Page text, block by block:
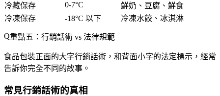
冷藏保存
0-7°C
鮮奶、豆腐、鮮食
冷凍保存
-18°C 以下 冷凍水餃、冰淇淋
重點五：行銷話術 vs 法律規範
食品包裝正面的大字行銷話術，和背面小字的法定標示，經常
告訴你完全不同的故事。
常見行銷話術的真相